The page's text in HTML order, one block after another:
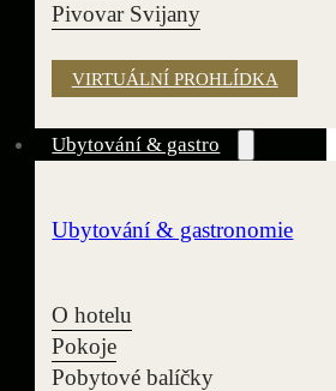
Pivovar Svijany
VIRTUÁLNÍ PROHLÍDKA
Ubytování & gastro
Ubytování & gastronomie
O hotelu
Pokoje
Pobytové balíčky